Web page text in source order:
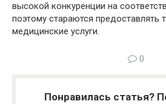
высокой конкуренции на
поэтому стараются предоставлять
медицинские услуги.
0
Понравилась статья?